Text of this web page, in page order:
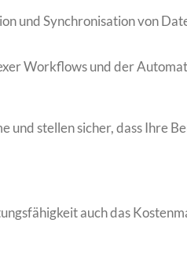
und Synchronisation von
Workflows und der
und stellen sicher, dass Ihre
auch das